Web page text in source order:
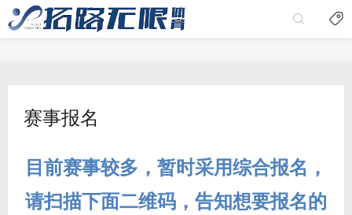


赛事报名
目前赛事较多，暂时采用综合报名，
请扫描下面二维码，告知想要报名的